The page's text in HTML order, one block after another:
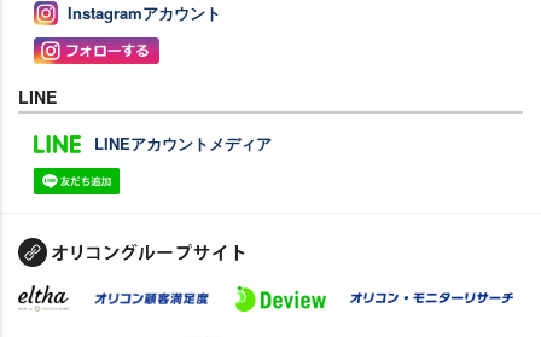
Instagramアカウント
LINE
LINEアカウントメディア